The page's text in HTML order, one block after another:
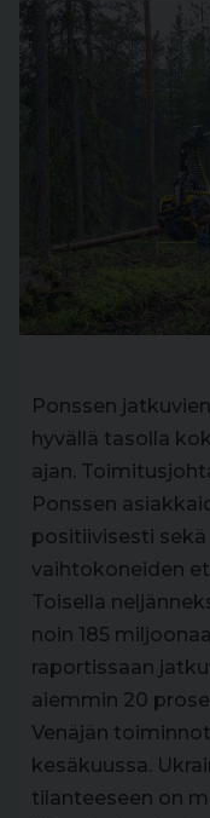
Ponssen
hyvällä tasolla
ajan.
Ponssen
positiivisesti sekä
vaihtokoneiden
Toisella
noin 185
raportissaan
aiemmin 20
Venäjän
kesäkuussa.
tilanteeseen on